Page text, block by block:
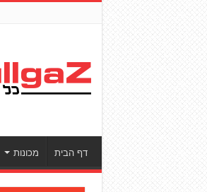
דף הבית מכונות